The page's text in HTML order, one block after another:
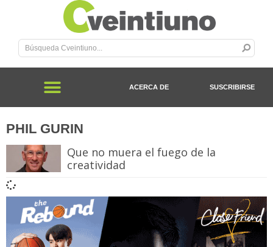
ACERCA DE SUSCRIBIRSE
PHIL GURIN
Que no muera el fuego de la
creatividad